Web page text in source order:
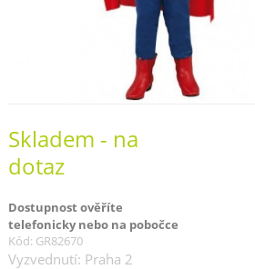
Skladem - na
dotaz
Dostupnost ověříte
telefonicky nebo na pobočce
Kód: GR82670
Vyzvednutí: Praha 2